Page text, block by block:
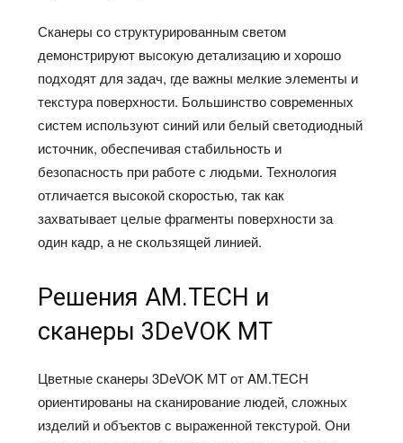
Сканеры со структурированным светом
демонстрируют высокую детализацию и хорошо
подходят для задач, где важны мелкие элементы и
текстура поверхности. Большинство современных
систем используют синий или белый светодиодный
источник, обеспечивая стабильность и
безопасность при работе с людьми. Технология
отличается высокой скоростью, так как
захватывает целые фрагменты поверхности за
один кадр, а не скользящей линией.
Решения AM.TECH и
сканеры 3DeVOK МТ
Цветные сканеры 3DeVOK МТ от AM.TECH
ориентированы на сканирование людей, сложных
изделий и объектов с выраженной текстурой. Они